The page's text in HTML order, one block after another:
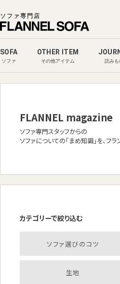
ソファ専門店
SOFA
ソファ
OTHER ITEM
その他アイテム 読みも
FLANNEL magazine
ソファ専門スタッフからの
ソファについての「まめ知識」を、フ
カテゴリーで絞り込む
ソファ選びのコツ
生地